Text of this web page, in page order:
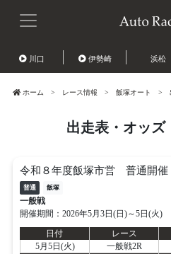
川口 伊勢崎 浜松
ホーム レース情報 飯塚オート
出走表・オッズ
令和８年度飯塚市営 普通開
普通 飯塚
一般戦
開催期間：2026年5月3日(日)～5日(火)
日付
レース
5月5日(火)
一般戦2R